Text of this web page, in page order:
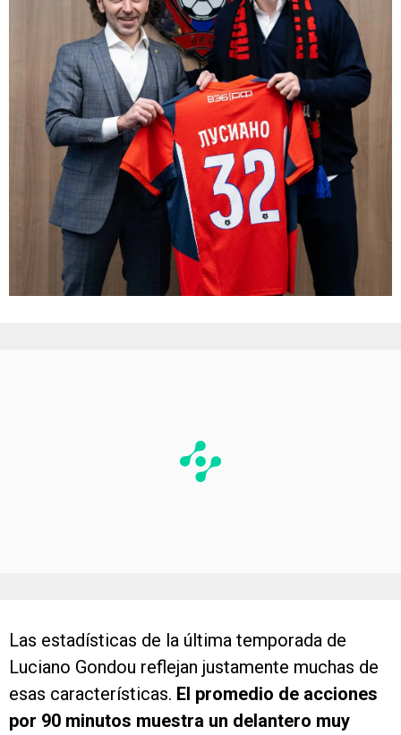
Las estadísticas de la última temporada de
Luciano Gondou reflejan justamente muchas de
esas características. El promedio de acciones
por 90 minutos muestra un delantero muy